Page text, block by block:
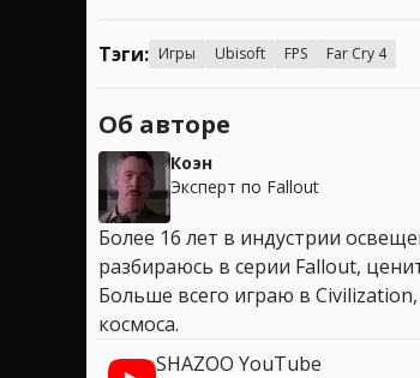
Тэги: Игры Ubisoft FPS Far Cry 4
Об авторе
Коэн
Эксперт по Fallout
Более 16 лет в индустрии
разбираюсь в серии Fallout,
Больше всего играю в
космоса.
SHAZOO YouTube